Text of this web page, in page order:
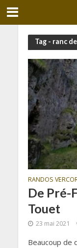
Tag - ranc
RANDOS
De Pré-
Touet
23 mai 2021
Beaucoup de